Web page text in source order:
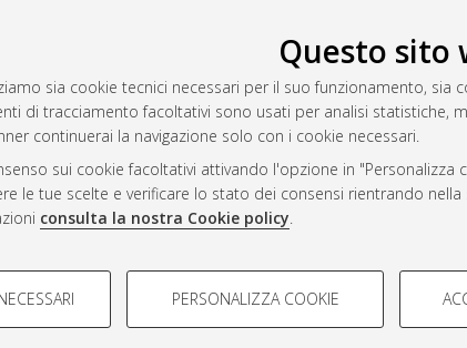
Questo sito
sia cookie tecnici necessari per il suo funzionamento,
di tracciamento facoltativi sono usati per analisi statistiche,
continuerai la navigazione solo con i cookie necessari.
sui cookie facoltativi attivando l'opzione in
le tue scelte e verificare lo stato dei consensi rientrando
consulta la nostra Cookie policy.
- FACOLTATIVI
PERSONALIZZA COOKIE
AMS Dottorato
ISSN: 2038-7946
Servizio implementato e gestito da
Impostazioni Cookie
Informativa sulla privacy
Condizioni d’uso del sito
MATER STUDIORUM - Università di Bologna, 2007-2026.